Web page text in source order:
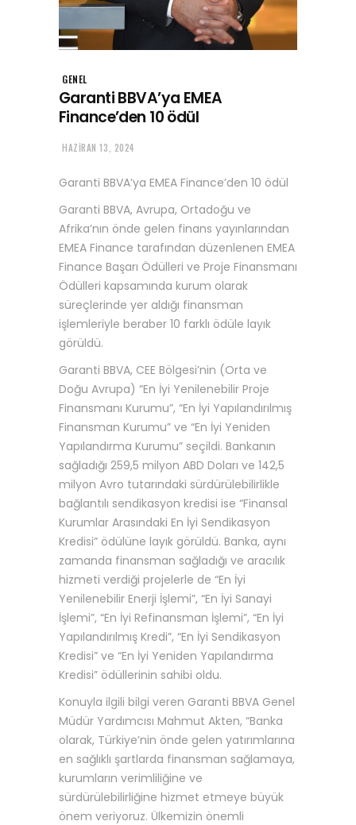
GENEL
Garanti BBVA’ya EMEA
Finance’den 10 ödül
HAZIRAN 13, 2024
Garanti BBVA’ya EMEA Finance’den 10 ödül
Garanti BBVA, Avrupa, Ortadoğu ve
Afrika’nın önde gelen finans yayınlarından
EMEA Finance tarafından düzenlenen EMEA
Finance Başarı Ödülleri ve Proje Finansmanı
Ödülleri kapsamında kurum olarak
süreçlerinde yer aldığı finansman
işlemleriyle beraber 10 farklı ödüle layık
görüldü.
Garanti BBVA, CEE Bölgesi’nin (Orta ve
Doğu Avrupa) “En İyi Yenilenebilir Proje
Finansmanı Kurumu”, “En İyi Yapılandırılmış
Finansman Kurumu” ve “En İyi Yeniden
Yapılandırma Kurumu” seçildi. Bankanın
sağladığı 259,5 milyon ABD Doları ve 142,5
milyon Avro tutarındaki sürdürülebilirlikle
bağlantılı sendikasyon kredisi ise “Finansal
Kurumlar Arasındaki En İyi Sendikasyon
Kredisi” ödülüne layık görüldü. Banka, aynı
zamanda finansman sağladığı ve aracılık
hizmeti verdiği projelerle de “En İyi
Yenilenebilir Enerji İşlemi”, “En İyi Sanayi
İşlemi”, “En İyi Refinansman İşlemi”, “En İyi
Yapılandırılmış Kredi”, “En İyi Sendikasyon
Kredisi” ve “En İyi Yeniden Yapılandırma
Kredisi” ödüllerinin sahibi oldu.
Konuyla ilgili bilgi veren Garanti BBVA Genel
Müdür Yardımcısı Mahmut Akten, “Banka
olarak, Türkiye’nin önde gelen yatırımlarına
en sağlıklı şartlarda finansman sağlamaya,
kurumların verimliliğine ve
sürdürülebilirliğine hizmet etmeye büyük
önem veriyoruz. Ülkemizin önemli